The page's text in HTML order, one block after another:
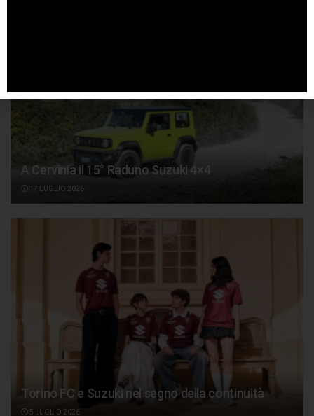
A Cervinia il 15° Raduno Suzuki 4×4
17 LUGLIO 2026
Torino FC e Suzuki nel segno della continuità
5 LUGLIO 2026